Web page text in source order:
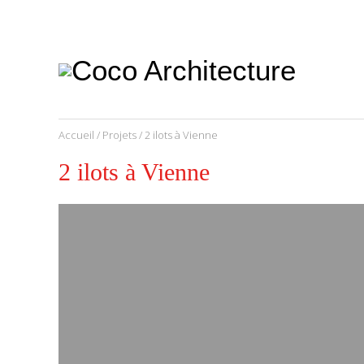
urbanisme,
etc.
Accueil / Projets/ 2 ilots à Vienne
2 ilots à Vienne